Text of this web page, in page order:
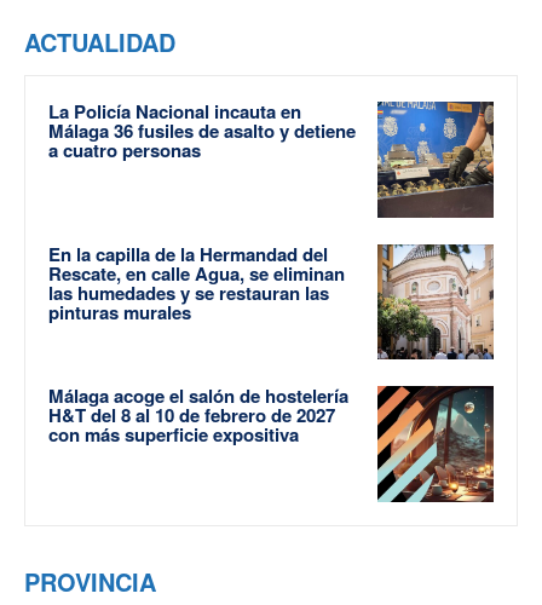
ACTUALIDAD
La Policía Nacional incauta en
Málaga 36 fusiles de asalto y detiene
a cuatro personas
En la capilla de la Hermandad del
Rescate, en calle Agua, se eliminan
las humedades y se restauran las
pinturas murales
Málaga acoge el salón de hostelería
H&T del 8 al 10 de febrero de 2027
con más superficie expositiva
PROVINCIA